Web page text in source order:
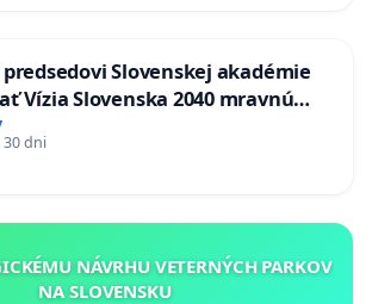
Slovenskej akadémie
Vízia Slovenska 2040 mravnú
30 dni
NÁVRHU VETERNÝCH PARKOV
NA SLOVENSKU